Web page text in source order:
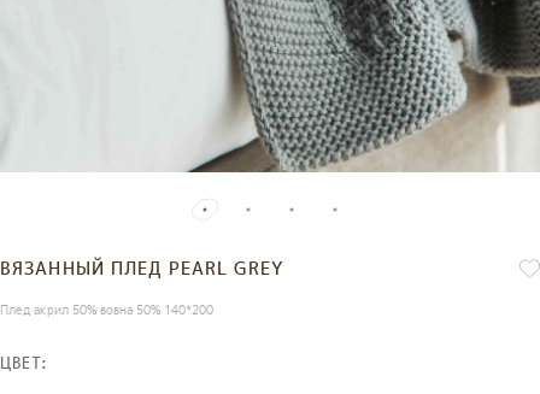
ВЯЗАННЫЙ ПЛЕД PEARL GREY
Плед акрил 50% вовна 50% 140*200
ЦВЕТ: